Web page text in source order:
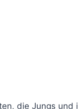
die Jungs